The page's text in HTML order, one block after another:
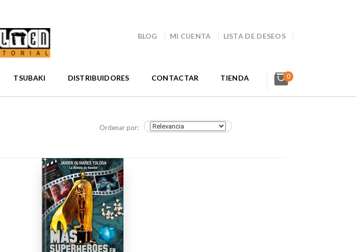
BLOG MI CUENTA LISTA DE DESEOS
TSUBAKI DISTRIBUIDORES CONTACTAR TIENDA 0
Ordenar por: